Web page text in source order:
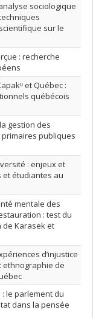
sociologique
sur le
: recherche
et Québec :
québécois
gestion des
primaires publiques
: enjeux et
étudiantes au
mentale des
: test du
Karasek et
d’injustice
ethnographie de
le parlement du
dans la pensée